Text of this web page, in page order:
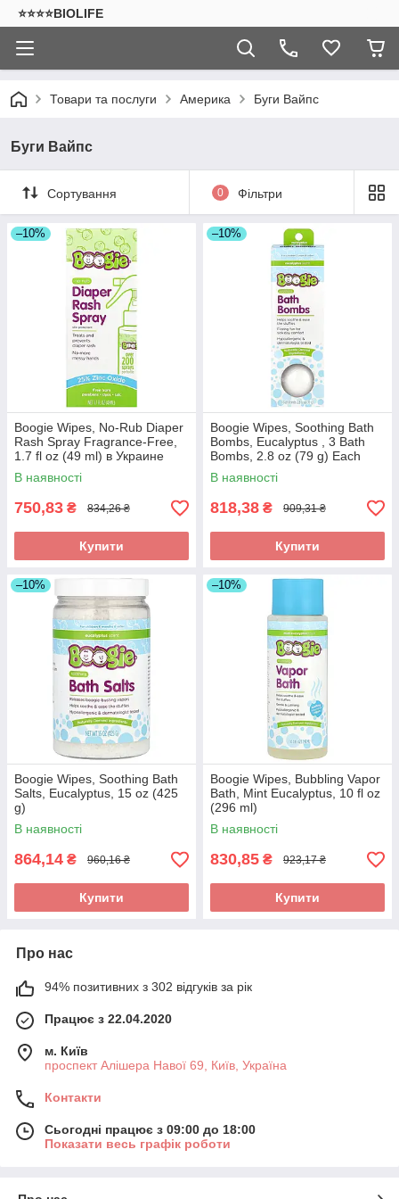
⭐⭐⭐⭐BIOLIFE
Товари та послуги Америка Буги Вайпс
Буги Вайпс
Сортування 0 Фільтри
–10%
Boogie Wipes, No-Rub Diaper
Rash Spray Fragrance-Free,
1.7 fl oz (49 ml) в Украине
оригінал
В наявності
750,83 ₴ 834,26 ₴
Купити
–10%
Boogie Wipes, Soothing Bath
Bombs, Eucalyptus , 3 Bath
Bombs, 2.8 oz (79 g) Each
оригінал
В наявності
818,38 ₴ 909,31 ₴
Купити
–10%
Boogie Wipes, Soothing Bath
Salts, Eucalyptus, 15 oz (425
g)
В наявності
864,14 ₴ 960,16 ₴
Купити
–10%
Boogie Wipes, Bubbling Vapor
Bath, Mint Eucalyptus, 10 fl oz
(296 ml)
В наявності
830,85 ₴ 923,17 ₴
Купити
Про нас
94% позитивних з 302 відгуків за рік
Працює з 22.04.2020
м. Київ
проспект Алішера Навої 69, Київ, Україна
Контакти
Сьогодні працює з 09:00 до 18:00
Показати весь графік роботи